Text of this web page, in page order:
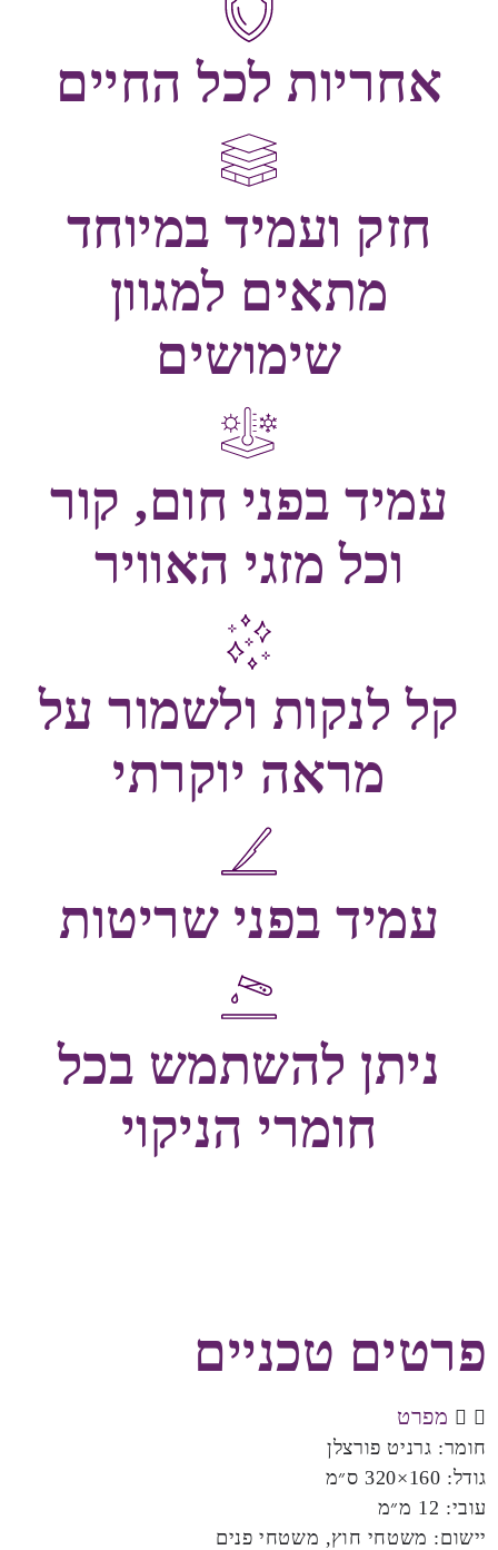
אחריות לכל החיים
חזק ועמיד במיוחד
מתאים למגוון
שימושים
עמיד בפני חום, קור
וכל מזגי האוויר
קל לנקות ולשמור על
מראה יוקרתי
עמיד בפני שריטות
ניתן להשתמש בכל
חומרי הניקוי
פרטים טכניים
מפרט
חומר: גרניט פורצלן
גודל:
עובי:
יישום: משטחי חוץ, משטחי פנים